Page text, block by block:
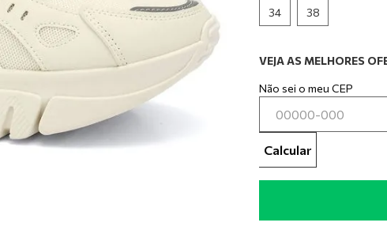
34 38
VEJA AS MELHORES
Não sei o meu CEP
Calcular